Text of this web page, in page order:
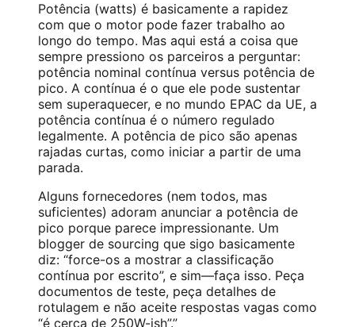
Potência (watts) é basicamente a rapidez
com que o motor pode fazer trabalho ao
longo do tempo. Mas aqui está a coisa que
sempre pressiono os parceiros a perguntar:
potência nominal contínua versus potência de
pico. A contínua é o que ele pode sustentar
sem superaquecer, e no mundo EPAC da UE, a
potência contínua é o número regulado
legalmente. A potência de pico são apenas
rajadas curtas, como iniciar a partir de uma
parada.
Alguns fornecedores (nem todos, mas
suficientes) adoram anunciar a potência de
pico porque parece impressionante. Um
blogger de sourcing que sigo basicamente
diz: “force-os a mostrar a classificação
contínua por escrito”, e sim—faça isso. Peça
documentos de teste, peça detalhes de
rotulagem e não aceite respostas vagas como
“é cerca de 250W-ish”.”